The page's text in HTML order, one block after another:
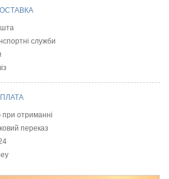
служби
при отриманні
переказ